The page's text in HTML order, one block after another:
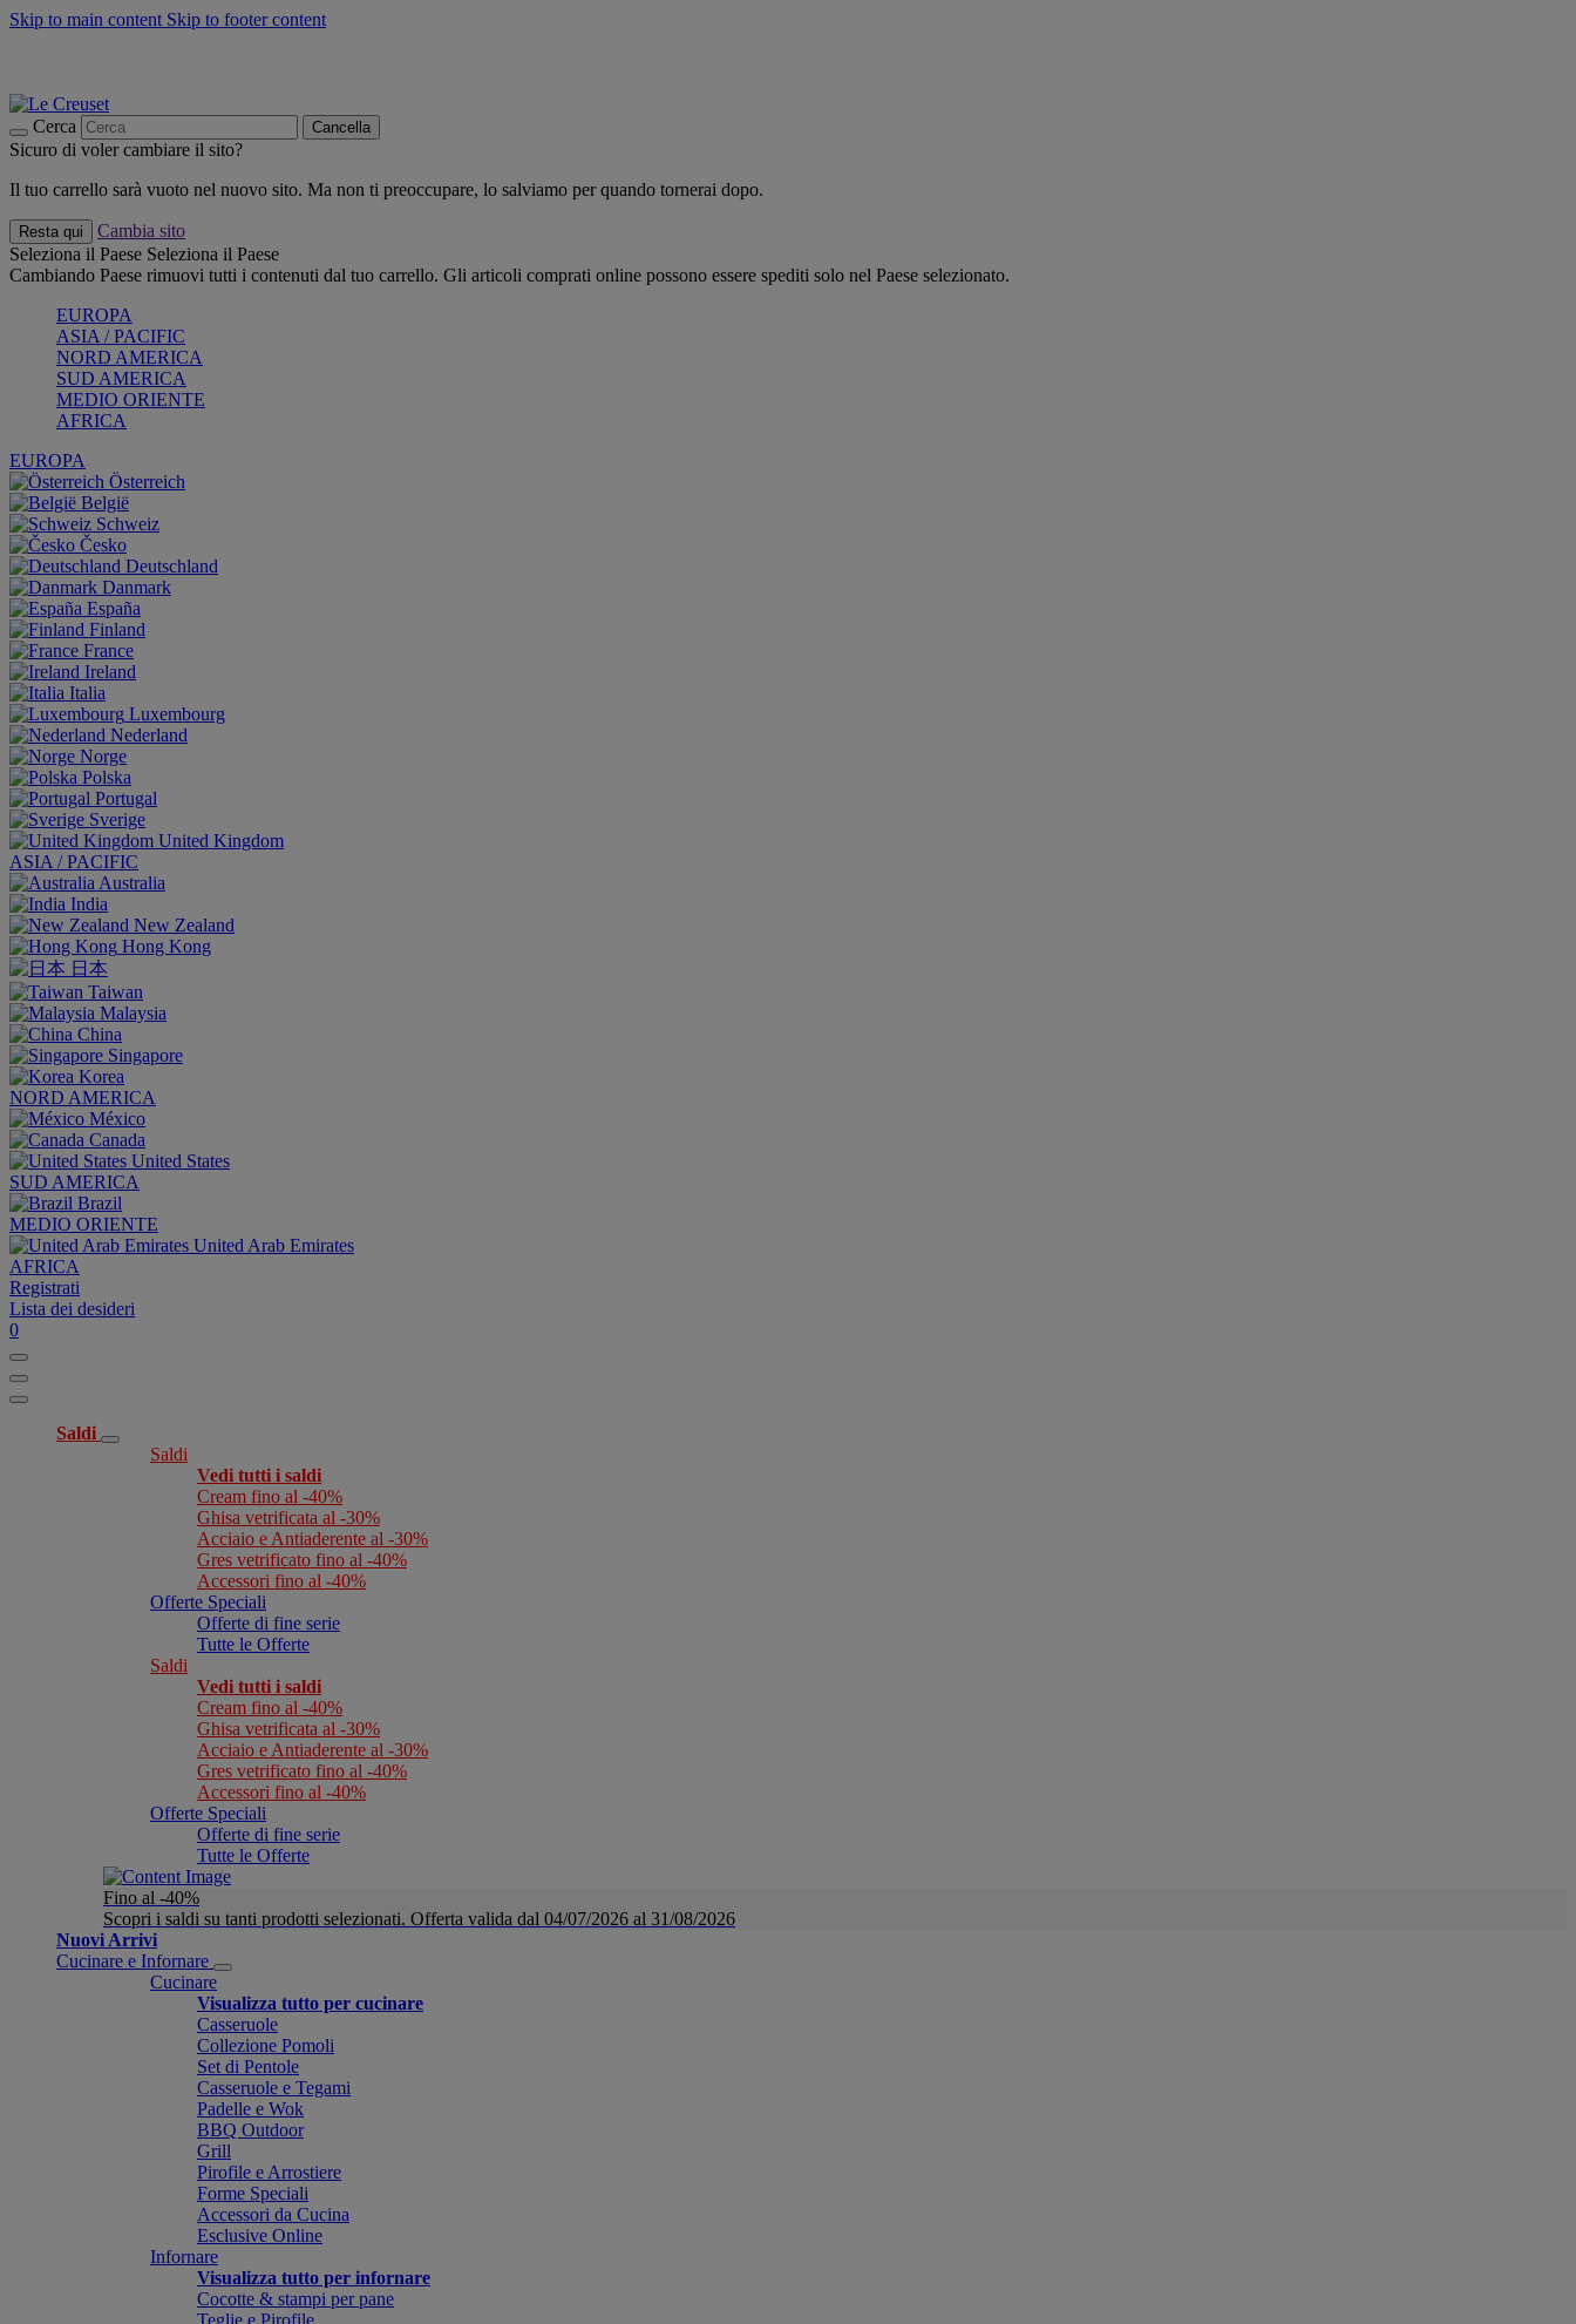
Skip to main content Skip to footer content
Cerca Cancella
Sicuro di voler cambiare il sito?
Il tuo carrello sarà vuoto nel nuovo sito. Ma non ti preoccupare, lo salviamo per quando tornerai dopo.
Resta qui
Cambia sito
Seleziona il Paese Seleziona il Paese
Cambiando Paese rimuovi tutti i contenuti dal tuo carrello. Gli articoli comprati online possono essere spediti solo nel Paese selezionato.
EUROPA
ASIA / PACIFIC
NORD AMERICA
SUD AMERICA
MEDIO ORIENTE
AFRICA
EUROPA
Österreich
België
Schweiz
Česko
Deutschland
Danmark
España
Finland
France
Ireland
Italia
Luxembourg
Nederland
Norge
Polska
Portugal
Sverige
United Kingdom
ASIA / PACIFIC
Australia
India
New Zealand
Hong Kong
日本
Taiwan
Malaysia
China
Singapore
Korea
NORD AMERICA
México
Canada
United States
SUD AMERICA
Brazil
MEDIO ORIENTE
United Arab Emirates
AFRICA
Registrati
Lista dei desideri
0
Saldi
Saldi
Vedi tutti i saldi
Cream fino al -40%
Ghisa vetrificata al -30%
Acciaio e Antiaderente al -30%
Gres vetrificato fino al -40%
Accessori fino al -40%
Offerte Speciali
Offerte di fine serie
Tutte le Offerte
Saldi
Vedi tutti i saldi
Cream fino al -40%
Ghisa vetrificata al -30%
Acciaio e Antiaderente al -30%
Gres vetrificato fino al -40%
Accessori fino al -40%
Offerte Speciali
Offerte di fine serie
Tutte le Offerte
Fino al -40%
Scopri i saldi su tanti prodotti selezionati. Offerta valida dal 04/07/2026 al 31/08/2026
Nuovi Arrivi
Cucinare e Infornare
Cucinare
Visualizza tutto per cucinare
Casseruole
Collezione Pomoli
Set di Pentole
Casseruole e Tegami
Padelle e Wok
BBQ Outdoor
Grill
Pirofile e Arrostiere
Forme Speciali
Accessori da Cucina
Esclusive Online
Infornare
Visualizza tutto per infornare
Cocotte & stampi per pane
Teglie e Pirofile